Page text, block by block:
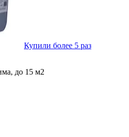
Купили более 5 раз
до 15 м2